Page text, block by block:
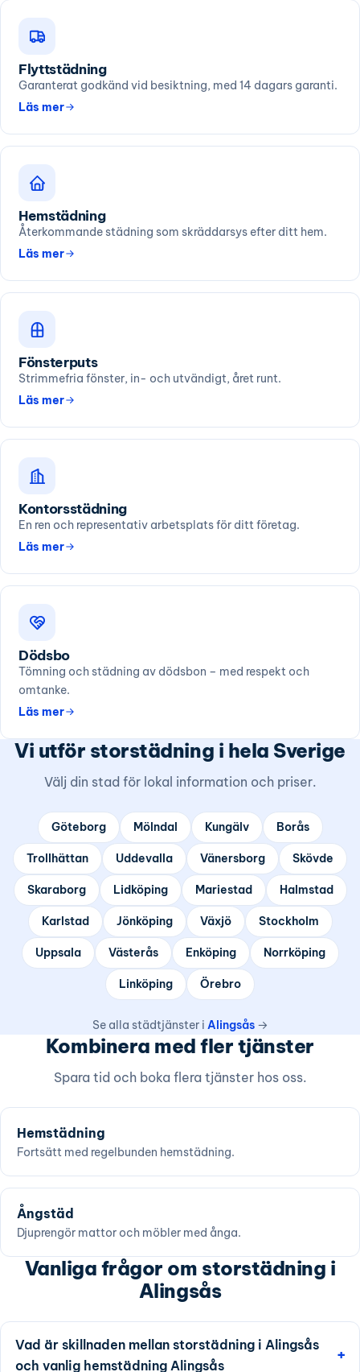
Flyttstädning
Garanterat godkänd vid besiktning, med 14 dagars garanti.
Läs mer
Hemstädning
Återkommande städning som skräddarsys efter ditt hem.
Läs mer
Fönsterputs
Strimmefria fönster, in- och utvändigt, året runt.
Läs mer
Kontorsstädning
En ren och representativ arbetsplats för ditt företag.
Läs mer
Dödsbo
Tömning och städning av dödsbon – med respekt och
omtanke.
Läs mer
Vi utför storstädning i hela Sverige
Välj din stad för lokal information och priser.
Göteborg Mölndal Kungälv Borås
Trollhättan Uddevalla Vänersborg Skövde
Skaraborg Lidköping Mariestad Halmstad
Karlstad Jönköping Växjö Stockholm
Uppsala Västerås Enköping Norrköping
Linköping Örebro
Se alla städtjänster i Alingsås→
Kombinera med fler tjänster
Spara tid och boka flera tjänster hos oss.
Hemstädning
Fortsätt med regelbunden hemstädning.
Ångstäd
Djuprengör mattor och möbler med ånga.
Vanliga frågor om storstädning i
Alingsås
Vad är skillnaden mellan storstädning i Alingsås
och vanlig hemstädning Alingsås